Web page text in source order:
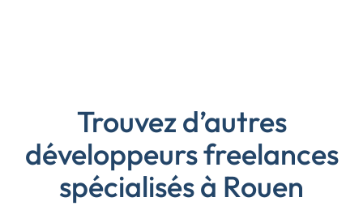
Trouvez d’autres
développeurs freelances
spécialisés à Rouen